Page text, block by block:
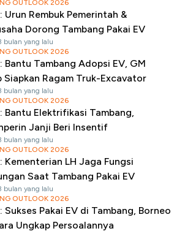
OUTLOOK 2026
Urun Rembuk Pemerintah &
Dorong Tambang Pakai EV
bulan yang lalu
OUTLOOK 2026
Bantu Tambang Adopsi EV, GM
Siapkan Ragam Truk-Excavator
bulan yang lalu
OUTLOOK 2026
Bantu Elektrifikasi Tambang,
Janji Beri Insentif
bulan yang lalu
OUTLOOK 2026
Kementerian LH Jaga Fungsi
Saat Tambang Pakai EV
bulan yang lalu
OUTLOOK 2026
Sukses Pakai EV di Tambang, Borneo
Ungkap Persoalannya